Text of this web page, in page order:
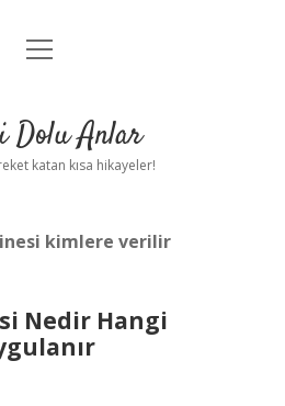
Anasayfa
Uyarı
menüyü
Dolu Anlar
katan kısa hikayeler!
kimlere verilir
Nedir Hangi